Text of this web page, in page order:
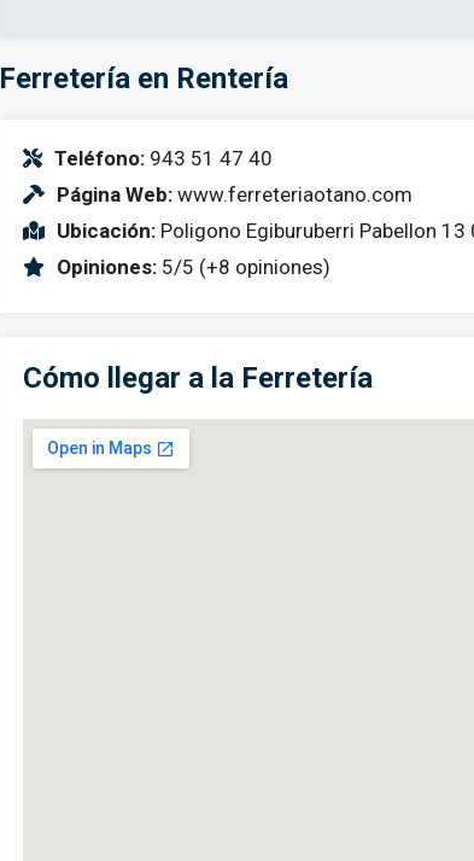
Ferretería en Rentería
Teléfono:943 51 47 40
Página Web:www.ferreteriaotano.com
Ubicación:Poligono Egiburuberri Pabellon 13
Opiniones:5/5 (+8 opiniones)
Cómo llegar a la Ferretería